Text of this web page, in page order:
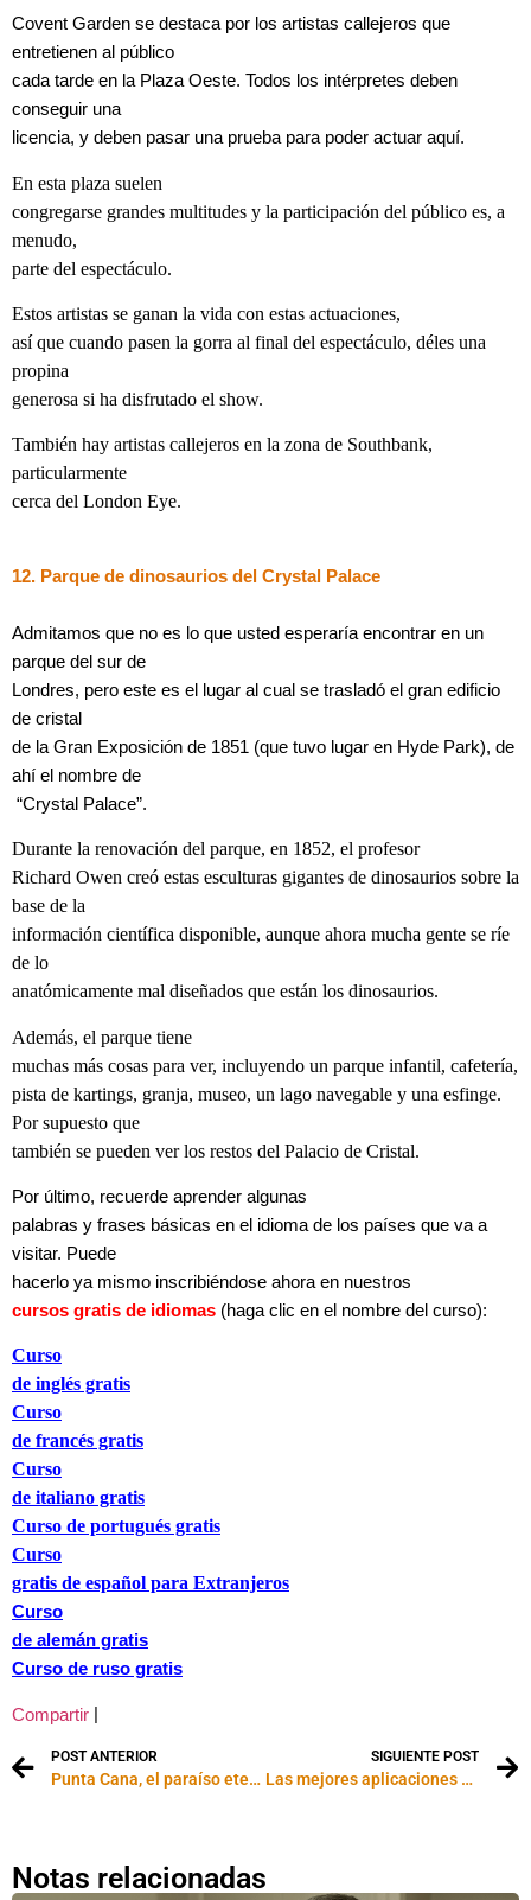
Covent Garden se destaca por los artistas callejeros que
entretienen al público
cada tarde en la Plaza Oeste. Todos los intérpretes deben
conseguir una
licencia, y deben pasar una prueba para poder actuar aquí.
En esta plaza suelen
congregarse grandes multitudes y la participación del público es, a
menudo,
parte del espectáculo.
Estos artistas se ganan la vida con estas actuaciones,
así que cuando pasen la gorra al final del espectáculo, déles una
propina
generosa si ha disfrutado el show.
También hay artistas callejeros en la zona de Southbank,
particularmente
cerca del London Eye.
12. Parque de dinosaurios del Crystal Palace
Admitamos que no es lo que usted esperaría encontrar en un
parque del sur de
Londres, pero este es el lugar al cual se trasladó el gran edificio
de cristal
de la Gran Exposición de 1851 (que tuvo lugar en Hyde Park), de
ahí el nombre de
“Crystal Palace”.
Durante la renovación del parque, en 1852, el profesor
Richard Owen creó estas esculturas gigantes de dinosaurios sobre la
base de la
información científica disponible, aunque ahora mucha gente se ríe
de lo
anatómicamente mal diseñados que están los dinosaurios.
Además, el parque tiene
muchas más cosas para ver, incluyendo un parque infantil, cafetería,
pista de kartings, granja, museo, un lago navegable y una esfinge.
Por supuesto que
también se pueden ver los restos del Palacio de Cristal.
Por último, recuerde aprender algunas
palabras y frases básicas en el idioma de los países que va a
visitar. Puede
hacerlo ya mismo inscribiéndose ahora en nuestros
cursos gratis de idiomas (haga clic en el nombre del curso):
Curso
de inglés gratis
Curso
de francés gratis
Curso
de italiano gratis
Curso de portugués gratis
Curso
gratis de español para Extranjeros
Curso
de alemán gratis
Curso de ruso gratis
Compartir |
POST ANTERIOR
Punta Cana, el paraíso eterno
SIGUIENTE POST
Las mejores aplicaciones de viaje para celulares
Notas relacionadas